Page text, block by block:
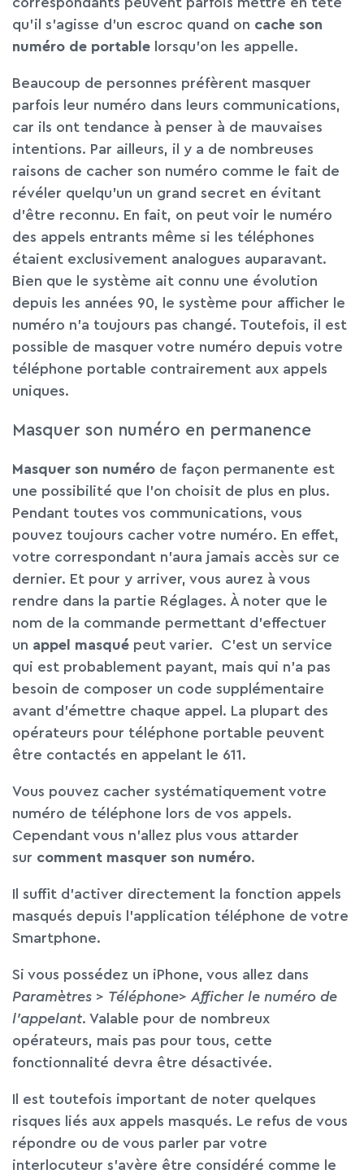
qu’il s’agisse d’un escroc quand on cache son
numéro de portable lorsqu’on les appelle.
Beaucoup de personnes préfèrent masquer
parfois leur numéro dans leurs communications,
car ils ont tendance à penser à de mauvaises
intentions. Par ailleurs, il y a de nombreuses
raisons de cacher son numéro comme le fait de
révéler quelqu’un un grand secret en évitant
d’être reconnu. En fait, on peut voir le numéro
des appels entrants même si les téléphones
étaient exclusivement analogues auparavant.
Bien que le système ait connu une évolution
depuis les années 90, le système pour afficher le
numéro n’a toujours pas changé. Toutefois, il est
possible de masquer votre numéro depuis votre
téléphone portable contrairement aux appels
uniques.
Masquer son numéro en permanence
Masquer son numéro de façon permanente est
une possibilité que l’on choisit de plus en plus.
Pendant toutes vos communications, vous
pouvez toujours cacher votre numéro. En effet,
votre correspondant n’aura jamais accès sur ce
dernier. Et pour y arriver, vous aurez à vous
rendre dans la partie Réglages. À noter que le
nom de la commande permettant d’effectuer
un appel masqué peut varier. C’est un service
qui est probablement payant, mais qui n’a pas
besoin de composer un code supplémentaire
avant d’émettre chaque appel. La plupart des
opérateurs pour téléphone portable peuvent
être contactés en appelant le 611.
Vous pouvez cacher systématiquement votre
numéro de téléphone lors de vos appels.
Cependant vous n’allez plus vous attarder
sur comment masquer son numéro.
Il suffit d’activer directement la fonction appels
masqués depuis l’application téléphone de votre
Smartphone.
Si vous possédez un iPhone, vous allez dans
Paramètres > Téléphone> Afficher le numéro de
l’appelant. Valable pour de nombreux
opérateurs, mais pas pour tous, cette
fonctionnalité devra être désactivée.
Il est toutefois important de noter quelques
risques liés aux appels masqués. Le refus de vous
répondre ou de vous parler par votre
interlocuteur s’avère être considéré comme le